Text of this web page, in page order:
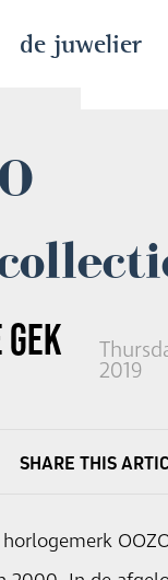
de juwelier
2019
SHARE THIS